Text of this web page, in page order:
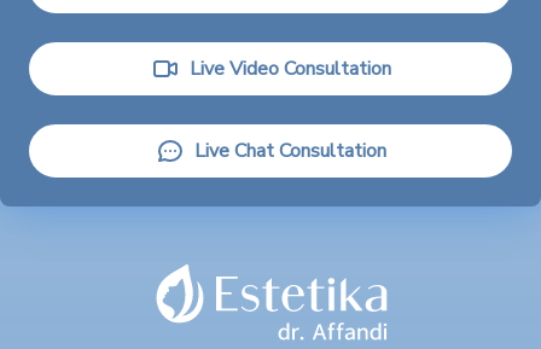
Live Video Consultation
Live Chat Consultation